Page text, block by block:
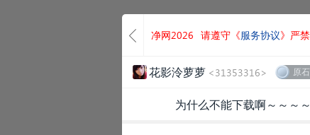
净网2026 请遵守《服务协议》严
花影泠萝萝 <31353316> 原
为什么不能下载啊～～～